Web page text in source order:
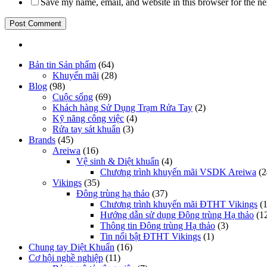
Save my name, email, and website in this browser for the
Bản tin Sản phẩm (64)
Khuyến mãi (28)
Blog (98)
Cuộc sống (69)
Khách hàng Sử Dụng Trạm Rửa Tay (2)
Kỹ năng công việc (4)
Rửa tay sát khuẩn (3)
Brands (45)
Areiwa (16)
Vệ sinh & Diệt khuẩn (4)
Chương trình khuyến mãi VSDK Areiwa
Vikings (35)
Đông trùng hạ thảo (37)
Chương trình khuyến mãi ĐTHT Vikings
Hướng dẫn sử dụng Đông trùng Hạ thảo
Thông tin Đông trùng Hạ thảo (3)
Tin nổi bật ĐTHT Vikings (1)
Chung tay Diệt Khuẩn (16)
Cơ hội nghề nghiệp (11)